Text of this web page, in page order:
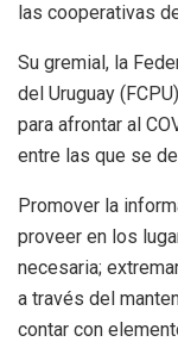
las cooperativas
Su gremial, la
del Uruguay
para afrontar al
entre las que se
Promover la
proveer en los
necesaria;
a través del
contar con